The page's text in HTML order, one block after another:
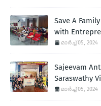
Save A
with
മാർച്ച് 05, 2024
Sajeevam
Saraswathy
മാർച്ച് 05, 2024